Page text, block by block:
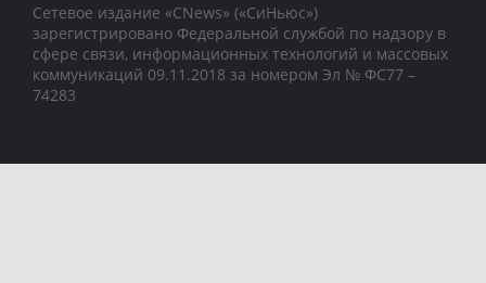
Сетевое издание «CNews» («СиНьюс»)
зарегистрировано Федеральной службой по надзору в
сфере связи, информационных технологий и массовых
коммуникаций 09.11.2018 за номером Эл № ФС77 –
74283